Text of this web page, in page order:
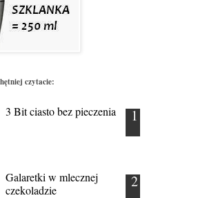
czytacie:
3 Bit ciasto bez pieczenia
Galaretki w mlecznej
czekoladzie